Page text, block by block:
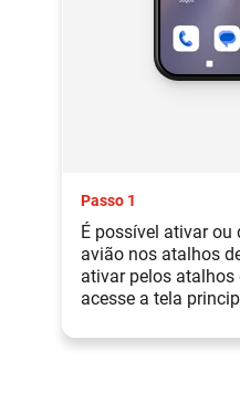
Passo 1
É possível ativar
avião nos atalhos
ativar pelos atalhos
acesse a tela